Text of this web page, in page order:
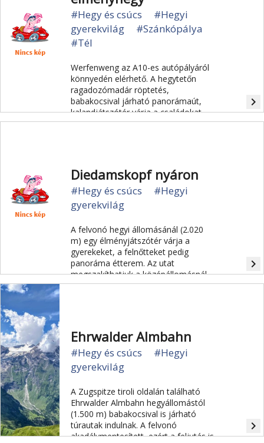
#Hegy és csúcs
#Hegyi
gyerekvilág
#Szánkópálya
#Tél
Werfenweng az A10-es autópályáról
könnyedén elérhető. A hegytetőn
ragadozómadár röptetés,
babakocsival járható panorámaút,
kalandjátszótér várja a családokat.
navigate_next
Diedamskopf nyáron
#Hegy és csúcs
#Hegyi
gyerekvilág
A felvonó hegyi állomásánál (2.020
m) egy élményjátszótér várja a
gyerekeket, a felnőtteket pedig
panoráma étterem. Az utat
megszakíthatjuk a középállomásnál
(1670 m) is. Itt is van étterem és egy
navigate_next
Ehrwalder Almbahn
#Hegy és csúcs
#Hegyi
gyerekvilág
A Zugspitze tiroli oldalán található
Ehrwalder Almbahn hegyállomástól
(1.500 m) babakocsival is járható
túrautak indulnak. A felvonó
akadálymentesített, ezért a feljutás is
navigate_next